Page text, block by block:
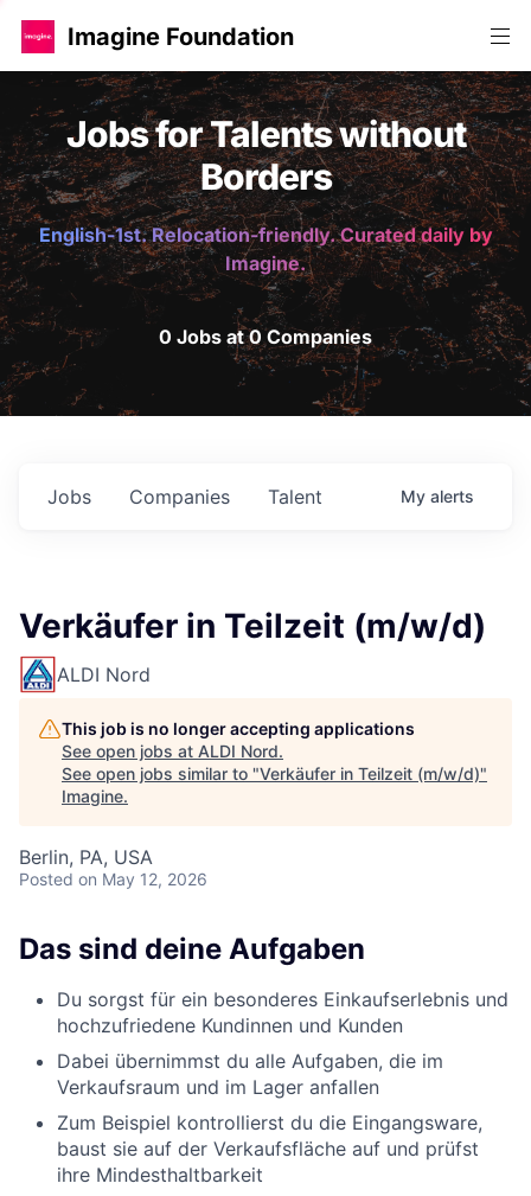
Imagine Foundation
Jobs for Talents without
Borders
English-1st. Relocation-friendly. Curated daily by
Imagine.
0 Jobs at 0 Companies
Jobs Companies Talent My alerts
Verkäufer in Teilzeit (m/w/d)
ALDI Nord
This job is no longer accepting applications
See open jobs at ALDI Nord.
See open jobs similar to "Verkäufer in Teilzeit (m/w/d)"
Imagine.
Berlin, PA, USA
Posted on May 12, 2026
Das sind deine Aufgaben
Du sorgst für ein besonderes Einkaufserlebnis und
hochzufriedene Kundinnen und Kunden
Dabei übernimmst du alle Aufgaben, die im
Verkaufsraum und im Lager anfallen
Zum Beispiel kontrollierst du die Eingangsware,
baust sie auf der Verkaufsfläche auf und prüfst
ihre Mindesthaltbarkeit